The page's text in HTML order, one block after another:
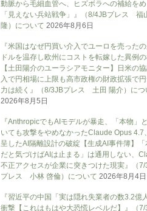
動脈から毛細血管へ、ヒズボラへの補給を
「見えない兵站戦争」』（8/4JBプレス 福
隆）について 2026年8月6日
『米国はなぜ円買い介入でユーロを売った
ドルを温存し欧州にコストを転嫁した異例
【土田陽介のユーラシアモニター】日米の
入で円相場に上限も高市政権の財政拡張で
力は続く』（8/3JBプレス 土田 陽介）につ
2026年8月5日
『AnthropicでもAIモデルが暴走、「本物」
いても攻撃をやめなかったClaude Opus 4.7
呈したAI隔離設計の破綻【生成AI事件簿】「
だと気づけばAIは止まる」は通用しない、
不正アクセスが企業に突きつけた現実』（
プレス 小林 啓倫）について 2026年8月4日
『習近平の中国「実は隠れ失業者の数3.2億
衝撃【これはもはや大恐慌レベルだ】』（